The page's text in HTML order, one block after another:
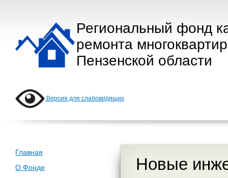
Региональный фонд
ремонта
Пензенской области
Версия для слабовидящих
Главная
О Фонде
Новые